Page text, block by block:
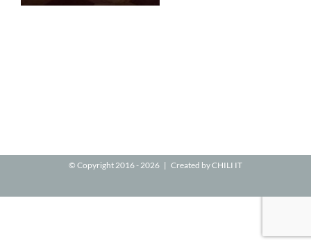
© Copyright 2016 -2026 | Created byCHILI IT